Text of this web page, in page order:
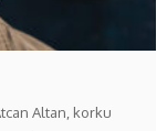
Altan, korku